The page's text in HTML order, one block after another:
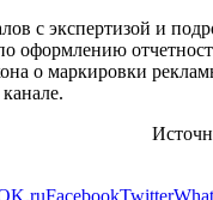
с экспертизой и
оформлению
о маркировки
FacebookTwitter